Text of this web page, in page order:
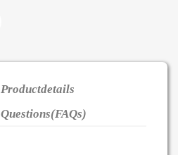
Productdetails
Questions(FAQs)